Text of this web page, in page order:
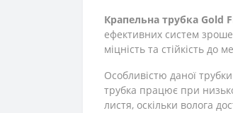
Крапельна трубка Gold
ефективних систем
міцність та стійкість до
Особливістю даної
трубка працює при
листя, оскільки волога